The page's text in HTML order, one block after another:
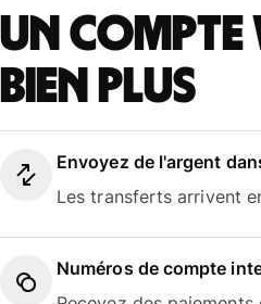
Un compte
bien plus
Envoyez de l'argent
Les transferts arrivent
Numéros de compte